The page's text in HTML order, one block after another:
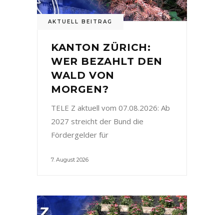
AKTUELL BEITRAG
KANTON ZÜRICH:
WER BEZAHLT DEN
WALD VON
MORGEN?
TELE Z aktuell vom 07.08.2026: Ab
2027 streicht der Bund die
Fördergelder für
7. August 2026